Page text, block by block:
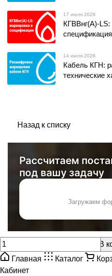
17 июля 2026
КГВВнг(А)-
спецификация
14 июля 2026
Кабель КГН:
технические
Назад к списку
Рассчитаем
под вашу задачу
Загружаем
В
Главная
Каталог
Кабинет